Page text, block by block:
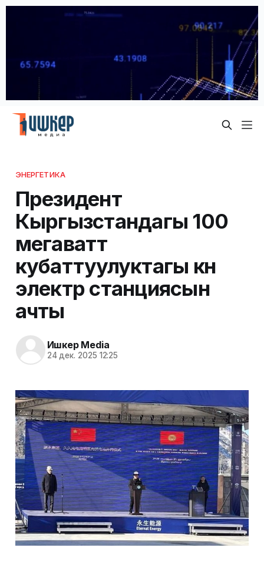
ЭНЕРГЕТИКА
Президент
Кыргызстандагы 100
мегаватт
кубаттуулуктагы күн
электр станциясын
ачты
Ишкер Media
24 дек. 2025 12:25